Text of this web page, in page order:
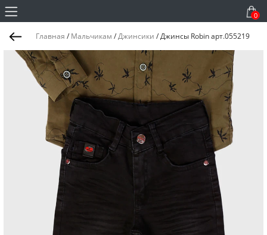
0
Главная / Мальчикам /Джинсики /Джинсы Robin арт.055219